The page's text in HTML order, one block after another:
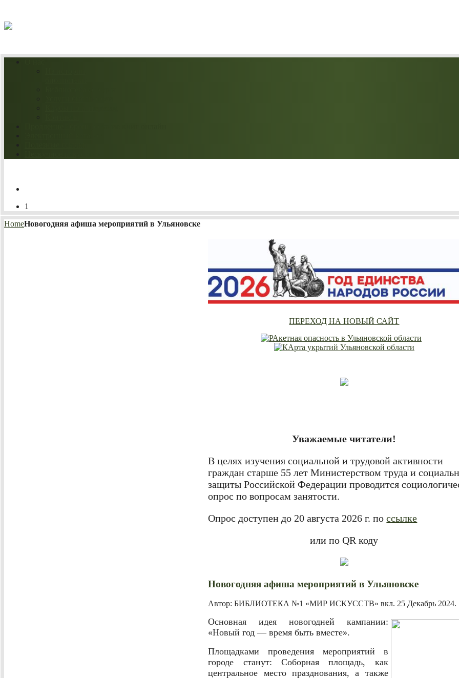
1
HomeНовогодняя афиша мероприятий в Ульяновске
ПЕРЕХОД НА НОВЫЙ САЙТ
Уважаемые читатели!
В целях изучения социальной и трудовой активности
граждан старше 55 лет Министерством труда и
защиты Российской Федерации проводится
опрос по вопросам занятости.
Опрос доступен до 20 августа 2026 г. поссылке
или по QR коду
Новогодняя афиша мероприятий в Ульяновске
Автор: БИБЛИОТЕКА №1 «МИР ИСКУССТВ» вкл. 25 Декабрь 2024.
Основная идея новогодней кампании:
«Новый год — время быть вместе».
Площадками проведения мероприятий в
городе станут: Соборная площадь, как
центральное место празднования, а также